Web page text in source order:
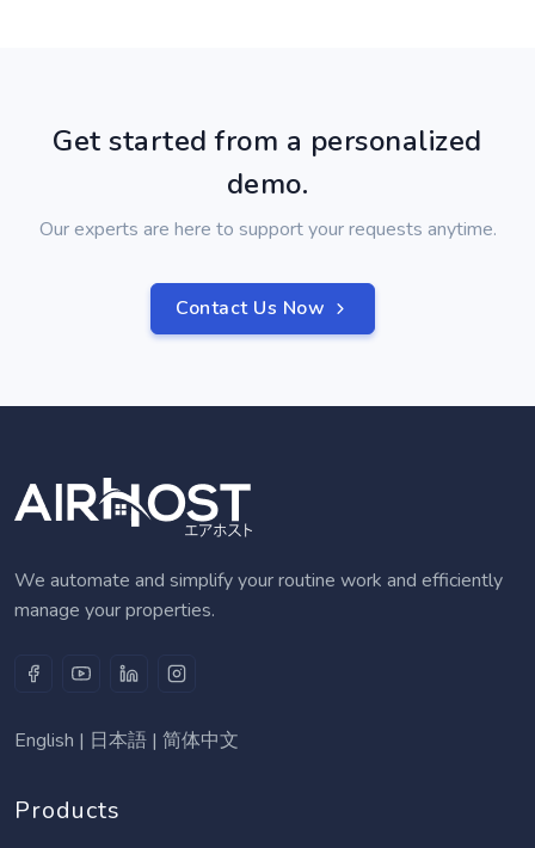
Get started from a personalized
demo.
Our experts are here to support your requests anytime.
Contact Us Now
We automate and simplify your routine work and efficiently
manage your properties.
English | 日本語 | 简体中文
Products